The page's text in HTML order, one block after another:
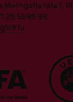
Melngaiļa iela 1,
28 5598 98